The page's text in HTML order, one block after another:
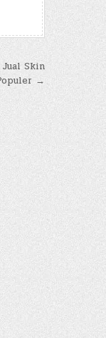
Skin
→